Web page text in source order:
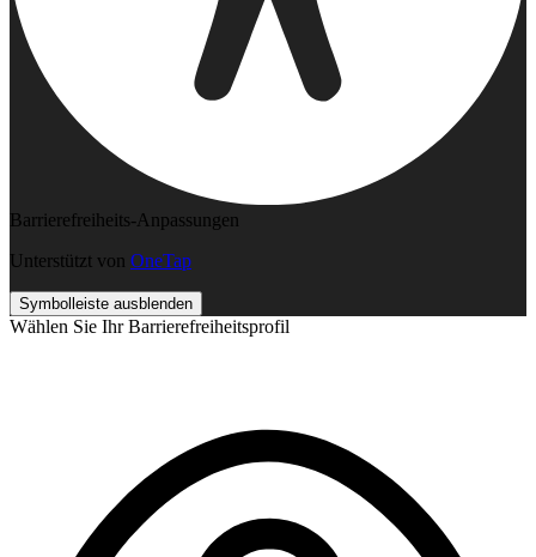
Barrierefreiheits-Anpassungen
Unterstützt von OneTap
Symbolleiste ausblenden
Wählen Sie Ihr Barrierefreiheitsprofil